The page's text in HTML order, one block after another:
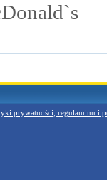
prywatności, regulaminu i